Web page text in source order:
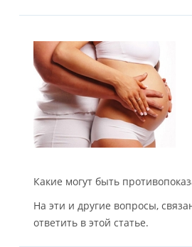
Какие могут быть
На эти и другие вопросы,
ответить в этой статье.